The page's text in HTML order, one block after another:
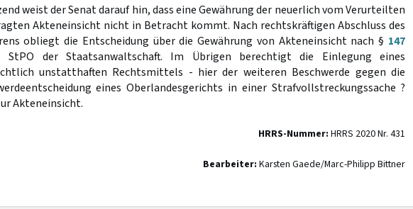
weist der Senat darauf hin, dass eine Gewährung der neuerlich vom Verurteilten
Akteneinsicht nicht in Betracht kommt. Nach rechtskräftigen Abschluss des
obliegt die Entscheidung über die Gewährung von Akteneinsicht nach § 147
StPO der Staatsanwaltschaft. Im Übrigen berechtigt die Einlegung eines
unstatthaften Rechtsmittels - hier der weiteren Beschwerde gegen die
eines Oberlandesgerichts in einer Strafvollstreckungssache ?
Akteneinsicht.
HRRS-Nummer: HRRS 2020 Nr. 431
Bearbeiter: Karsten Gaede/Marc-Philipp Bittner